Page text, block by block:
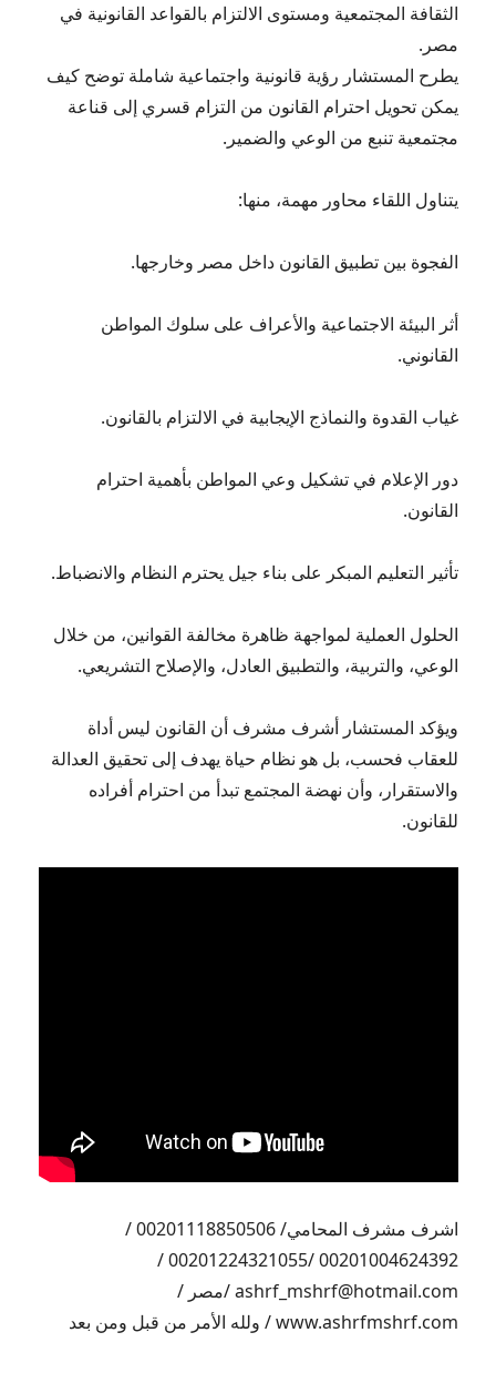
الثقافة المجتمعية ومستوى الالتزام بالقواعد القانونية في
مصر.
يطرح المستشار رؤية قانونية واجتماعية شاملة توضح كيف
يمكن تحويل احترام القانون من التزام قسري إلى قناعة
مجتمعية تنبع من الوعي والضمير.
يتناول اللقاء محاور مهمة، منها:
الفجوة بين تطبيق القانون داخل مصر وخارجها.
أثر البيئة الاجتماعية والأعراف على سلوك المواطن
القانوني.
غياب القدوة والنماذج الإيجابية في الالتزام بالقانون.
دور الإعلام في تشكيل وعي المواطن بأهمية احترام
القانون.
تأثير التعليم المبكر على بناء جيل يحترم النظام والانضباط.
الحلول العملية لمواجهة ظاهرة مخالفة القوانين، من خلال
الوعي، والتربية، والتطبيق العادل، والإصلاح التشريعي.
ويؤكد المستشار أشرف مشرف أن القانون ليس أداة
للعقاب فحسب، بل هو نظام حياة يهدف إلى تحقيق العدالة
والاستقرار، وأن نهضة المجتمع تبدأ من احترام أفراده
للقانون.
اشرف مشرف المحامي/ 00201118850506 /
00201004624392 /00201224321055 /
ashrf_mshrf@hotmail.com /مصر /
www.ashrfmshrf.com / ولله الأمر من قبل ومن بعد